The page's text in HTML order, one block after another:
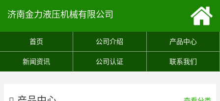
济南金力液压机械有限公司
首页 公司介绍 产品中心
新闻资讯 公司认证 联系我们